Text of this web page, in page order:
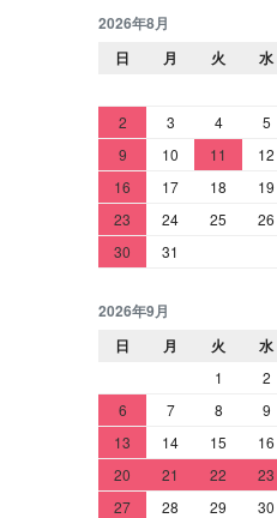
2026年8月
日
月 火 水
2
3 4 5
9
10 11 12
16
17 18 19
23
24 25 26
30
31
2026年9月
日
月 火 水
1 2
6
7 8 9
13
14 15 16
20
21 22 23
27
28 29 30